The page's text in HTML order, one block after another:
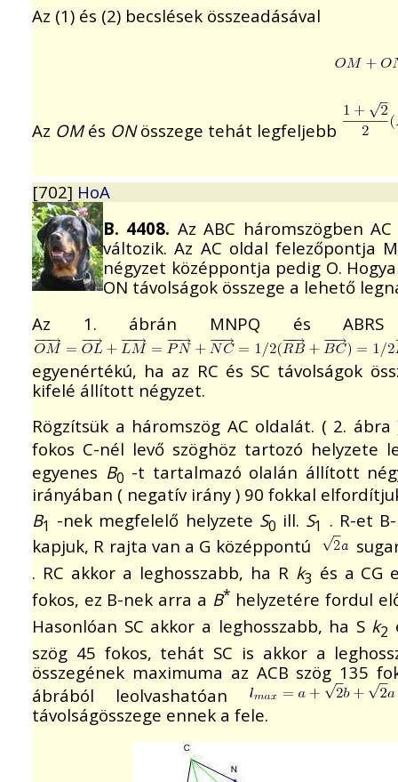
Az (1) és (2) becslések összeadásával
Az OMés ONösszege tehát legfeljebb
[702] HoA
B. 4408. Az ABC háromszögben
változik. Az AC oldal felezőpontja
négyzet középpontja pedig O.
ON távolságok összege a lehető
Az 1. ábrán MNPQ és ABRS
egyenértékú, ha az RC és SC távolságok
kifelé állított négyzet.
Rögzítsük a háromszög AC oldalát. ( 2.
fokos C-nél levő szöghöz tartozó helyzete
egyenes B0 -t tartalmazó olalán állított
irányában ( negatív irány ) 90 fokkal
B1 -nek megfelelő helyzete S0 ill. S1 . R-et
kapjuk, R rajta van a G középpontú
. RC akkor a leghosszabb, ha R k3 és a CG
fokos, ez B-nek arra a B* helyzetére fordul
Hasonlóan SC akkor a leghosszabb, ha S k2
szög 45 fokos, tehát SC is akkor a
összegének maximuma az ACB szög 135
ábrából leolvashatóan
távolságösszege ennek a fele.